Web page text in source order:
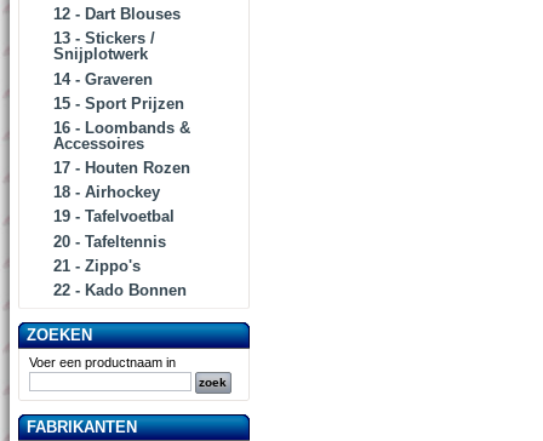
12 - Dart Blouses
13 - Stickers /
Snijplotwerk
14 - Graveren
15 - Sport Prijzen
16 - Loombands &
Accessoires
17 - Houten Rozen
18 - Airhockey
19 - Tafelvoetbal
20 - Tafeltennis
21 - Zippo's
22 - Kado Bonnen
ZOEKEN
Voer een productnaam in
FABRIKANTEN